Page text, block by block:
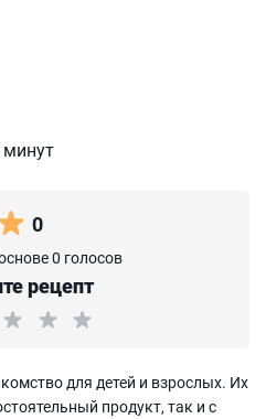
0
0 голосов
рецепт
для детей и взрослых. Их
продукт, так и с